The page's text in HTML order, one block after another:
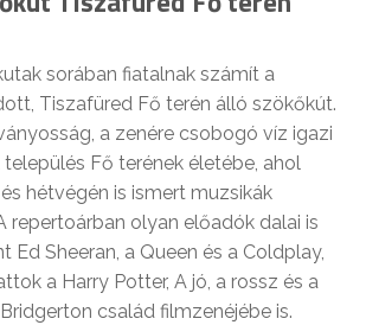
sorában fiatalnak számít a
Tiszafüred Fő terén álló szökőkút.
a zenére csobogó víz igazi
Fő terének életébe, ahol
hétvégén is ismert muzsikák
repertoárban olyan előadók dalai is
Ed Sheeran, a Queen és a Coldplay,
a Harry Potter, A jó, a rossz és a
család filmzenéjébe is.